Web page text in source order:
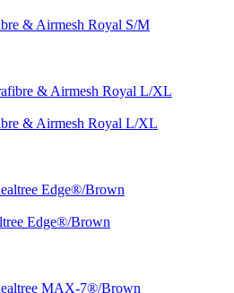
& Airmesh Royal S/M
& Airmesh Royal L/XL
Edge®/Brown